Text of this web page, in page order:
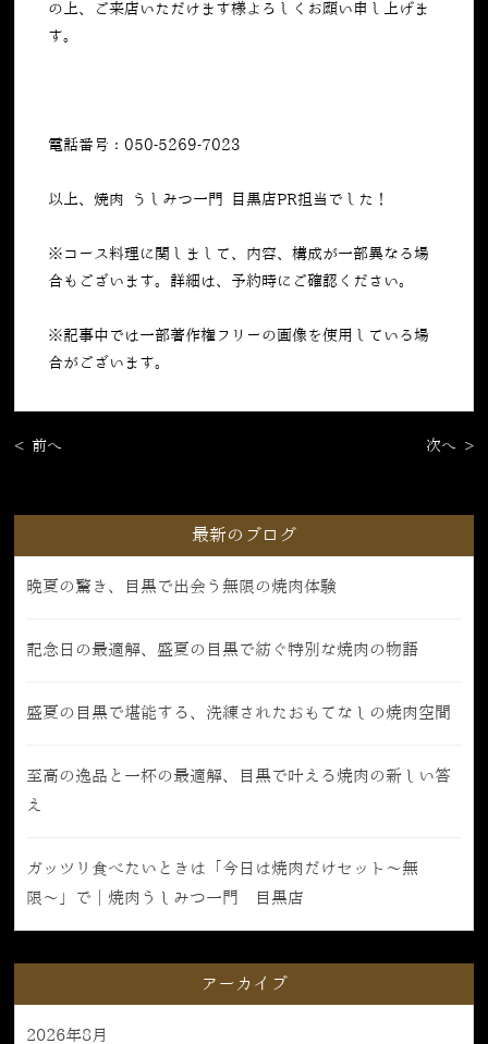
の上、ご来店いただけます様よろしくお願い申し上げま
す。
電話番号：050-5269-7023
以上、焼肉 うしみつ一門 目黒店PR担当でした！
※コース料理に関しまして、内容、構成が一部異なる場
合もございます。詳細は、予約時にご確認ください。
※記事中では一部著作権フリーの画像を使用している場
合がございます。
< 前へ 次へ >
最新のブログ
晩夏の驚き、目黒で出会う無限の焼肉体験
記念日の最適解、盛夏の目黒で紡ぐ特別な焼肉の物語
盛夏の目黒で堪能する、洗練されたおもてなしの焼肉空間
至高の逸品と一杯の最適解、目黒で叶える焼肉の新しい答
え
ガッツリ食べたいときは「今日は焼肉だけセット〜無
限〜」で｜焼肉うしみつ一門 目黒店
アーカイブ
2026年8月